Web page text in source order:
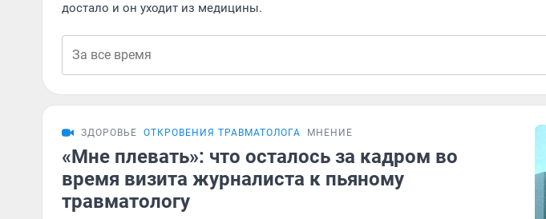
достало и он уходит из медицины.
ЗДОРОВЬЕ ОТКРОВЕНИЯ ТРАВМАТОЛОГА МНЕНИЕ
«Мне плевать»: что осталось за кадром во
время визита журналиста к пьяному
травматологу